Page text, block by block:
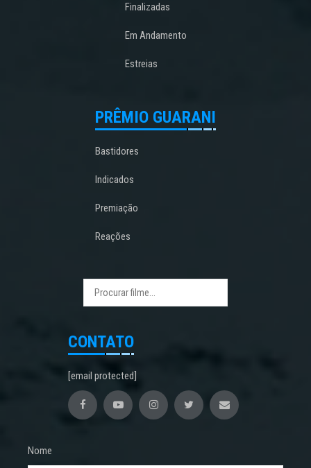
Finalizadas
Em Andamento
Estreias
PRÊMIO GUARANI
Bastidores
Indicados
Premiação
Reações
CONTATO
[email protected]
Nome